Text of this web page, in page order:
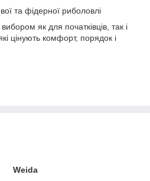
та фідерної риболовлі
як для початківців, так і
цінують комфорт, порядок і
Weida